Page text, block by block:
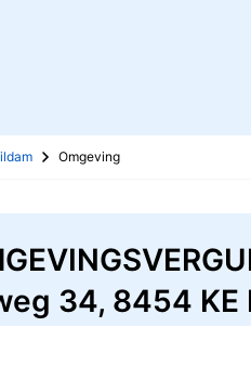
Omgeving
34, 8454 KE